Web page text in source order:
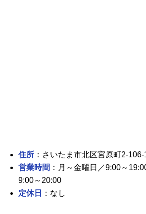
住所 ：さいたま市北区宮原町2-106-
営業時間 ：月～金曜日／9:00～
9:00～20:00
定休日
：なし